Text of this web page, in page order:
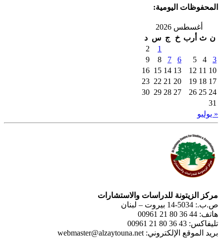
المحفوظات اليومية:
أغسطس 2026
ن ث أرب خ ج س د
1
2
3
4
5
6
7
8
9
10
11
12
13
14
15
16
17
18
19
20
21
22
23
24
25
26
27
28
29
30
31
« يوليو
مركز الزيتونة للدراسات والاستشارات
ص.ب.: 5034-14 بيروت – لبنان
هاتف: 44 36 80 21 00961
تليفاكس: 43 36 80 21 00961
بريد الموقع الإلكتروني: webmaster@alzaytouna.net